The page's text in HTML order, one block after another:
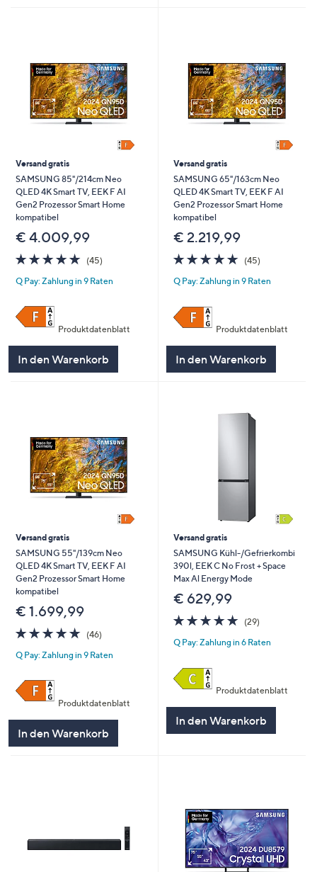
Versand gratis
SAMSUNG 85"/214cm Neo
QLED 4K Smart TV, EEK F AI
Gen2 Prozessor Smart Home
kompatibel
€ 4.009,99
4.7
von
5
(45)
Q Pay: Zahlung in 9 Raten
Produktdatenblatt
In den Warenkorb
Versand gratis
SAMSUNG 65"/163cm Neo
QLED 4K Smart TV, EEK F AI
Gen2 Prozessor Smart Home
kompatibel
€ 2.219,99
4.7
von
5
(45)45
Q Pay: Zahlung in 9 Raten
Produktdatenblatt
In den Warenkorb
Versand gratis
SAMSUNG 55"/139cm Neo
QLED 4K Smart TV, EEK F AI
Gen2 Prozessor Smart Home
kompatibel
€ 1.699,99
4.7
von
5
(46)
Q Pay: Zahlung in 9 Raten
Produktdatenblatt
In den Warenkorb
Versand gratis
SAMSUNG Kühl-/Gefrierkombi
390l, EEK C No Frost + Space
Max Al Energy Mode
€ 629,99
4.7
von
5
(29)29
Q Pay: Zahlung in 6 Raten
Produktdatenblatt
In den Warenkorb